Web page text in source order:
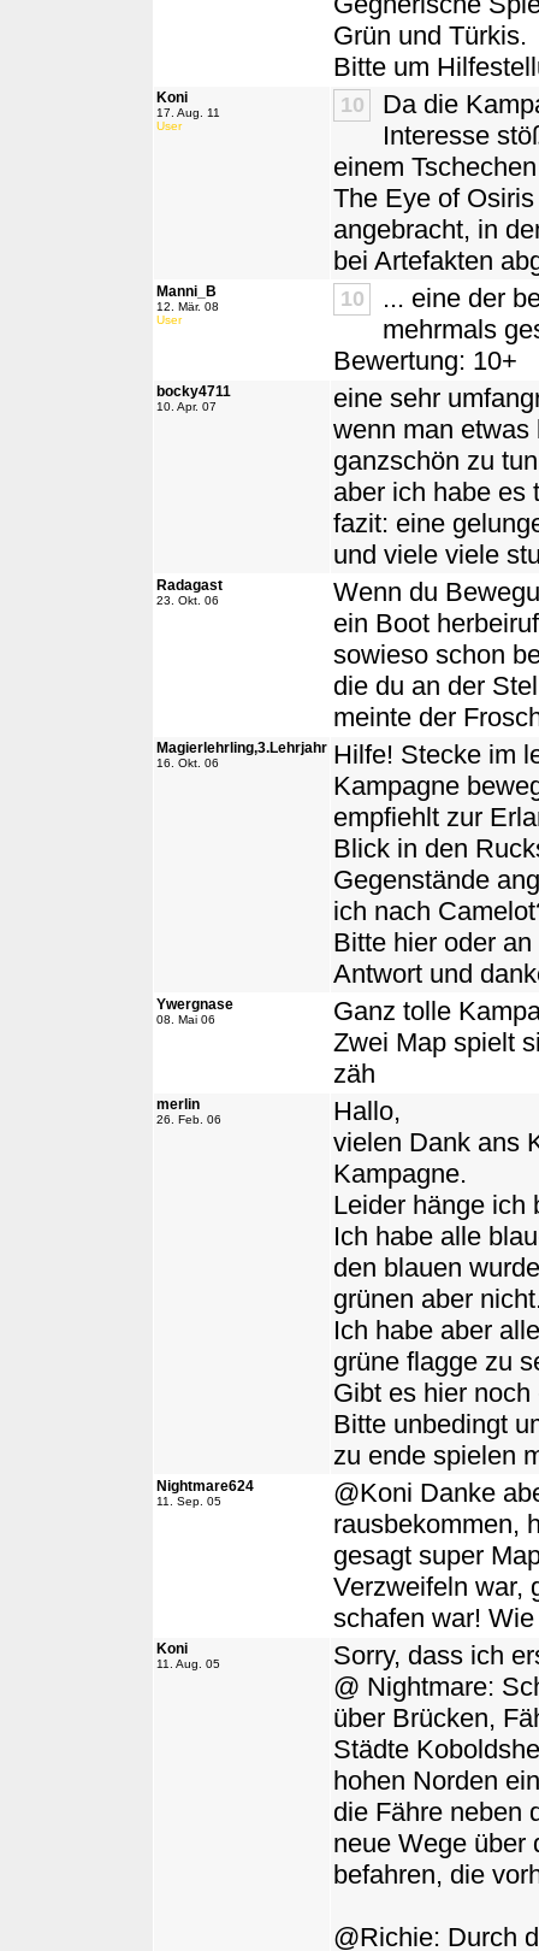
Grün und Türkis.
Bitte um
Koni
17. Aug. 11
User
10
Da die
Interesse
einem
The Eye of
angebracht, in
bei Artefakten
Manni_B
12. Mär. 08
User
10
... eine der
mehrmals
Bewertung: 10+
bocky4711
10. Apr. 07
eine sehr
wenn man etwas
ganzschön zu
aber ich habe es
fazit: eine
und viele viele
Radagast
23. Okt. 06
Wenn du
ein Boot
sowieso schon
die du an der
meinte der
Magierlehrling,3.Lehrjahr
16. Okt. 06
Hilfe! Stecke im
Kampagne
empfiehlt zur
Blick in den
Gegenstände
ich nach
Bitte hier oder
Antwort und
Ywergnase
08. Mai 06
Ganz tolle
Zwei Map spielt
zäh
merlin
26. Feb. 06
Hallo,
vielen Dank ans
Kampagne.
Leider hänge ich
Ich habe alle
den blauen
grünen aber
Ich habe aber
grüne flagge zu
Gibt es hier
Bitte unbedingt
zu ende spielen
Nightmare624
11. Sep. 05
@Koni Danke
rausbekommen,
gesagt super
Verzweifeln war,
schafen war!
Koni
11. Aug. 05
Sorry, dass ich
@ Nightmare:
über Brücken,
Städte
hohen Norden
die Fähre neben
neue Wege über
befahren, die
@Richie: Durch